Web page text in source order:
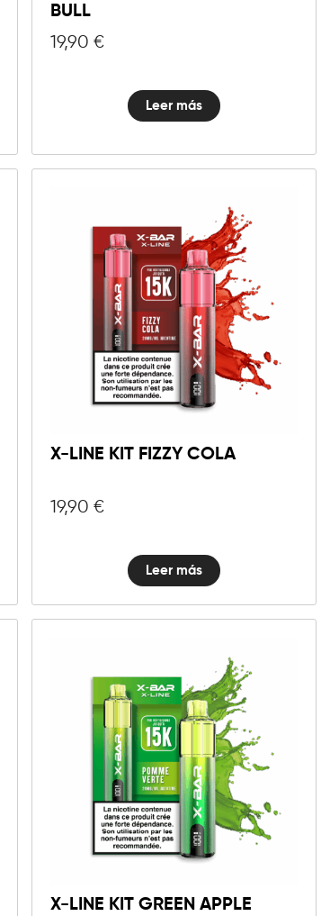
BULL
19,90 €
Leer más
X-LINE KIT FIZZY COLA
19,90 €
Leer más
X-LINE KIT GREEN APPLE